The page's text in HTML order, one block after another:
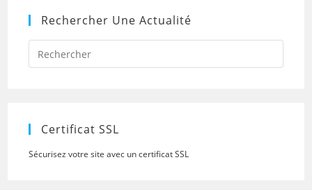
Rechercher Une Actualité
Press
to
Certificat SSL
Sécurisez votre site avec un certificat SSL